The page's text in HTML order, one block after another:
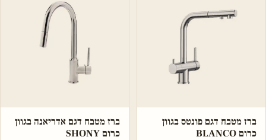
ברז מטבח דגם פונטס בגוון
כרום BLANCO
ברז מטבח דגם אדריאנה בגוון
כרום SHONY